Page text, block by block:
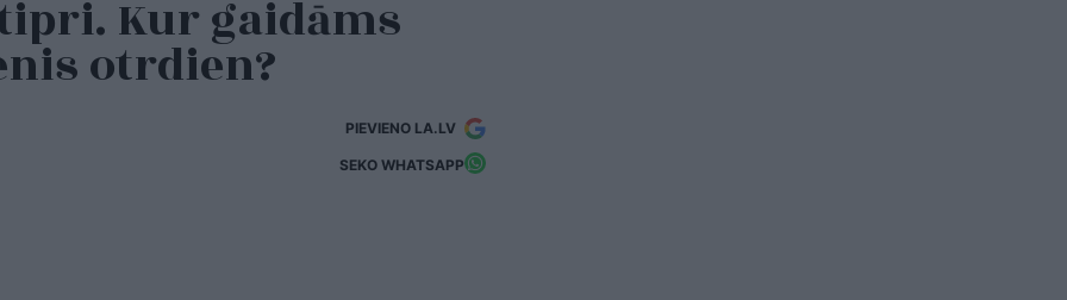
Kur gaidāms
otrdien?
PIEVIENO LA.LV
SEKO WHATSAPP